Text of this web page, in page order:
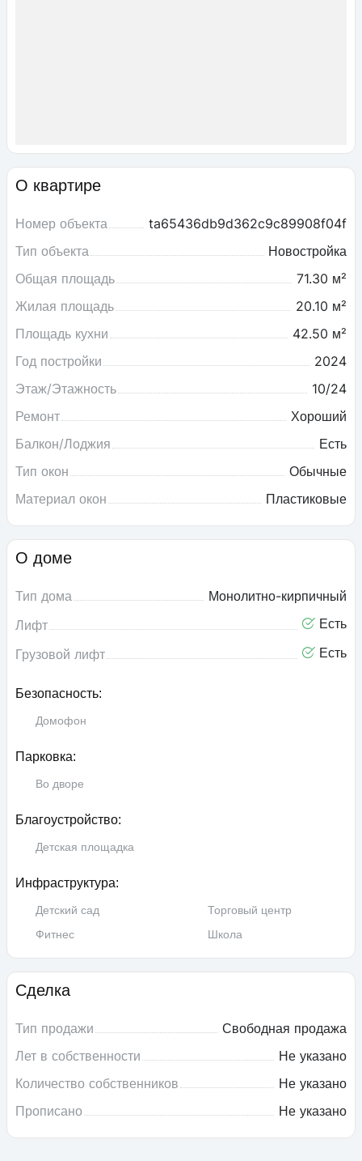
О квартире
Номер объекта
ta65436db9d362c9c89908f04f
Тип объекта
Новостройка
Общая площадь
71.30 м²
Жилая площадь
20.10 м²
Площадь кухни
42.50 м²
Год постройки
2024
Этаж/Этажность
10/24
Ремонт
Хороший
Балкон/Лоджия
Есть
Тип окон
Обычные
Материал окон
Пластиковые
О доме
Тип дома
Монолитно-кирпичный
Лифт
Есть
Грузовой лифт
Есть
Безопасность:
Домофон
Парковка:
Во дворе
Благоустройство:
Детская площадка
Инфраструктура:
Детский сад
Торговый центр
Фитнес
Школа
Сделка
Тип продажи
Свободная продажа
Лет в собственности
Не указано
Количество собственников
Не указано
Прописано
Не указано